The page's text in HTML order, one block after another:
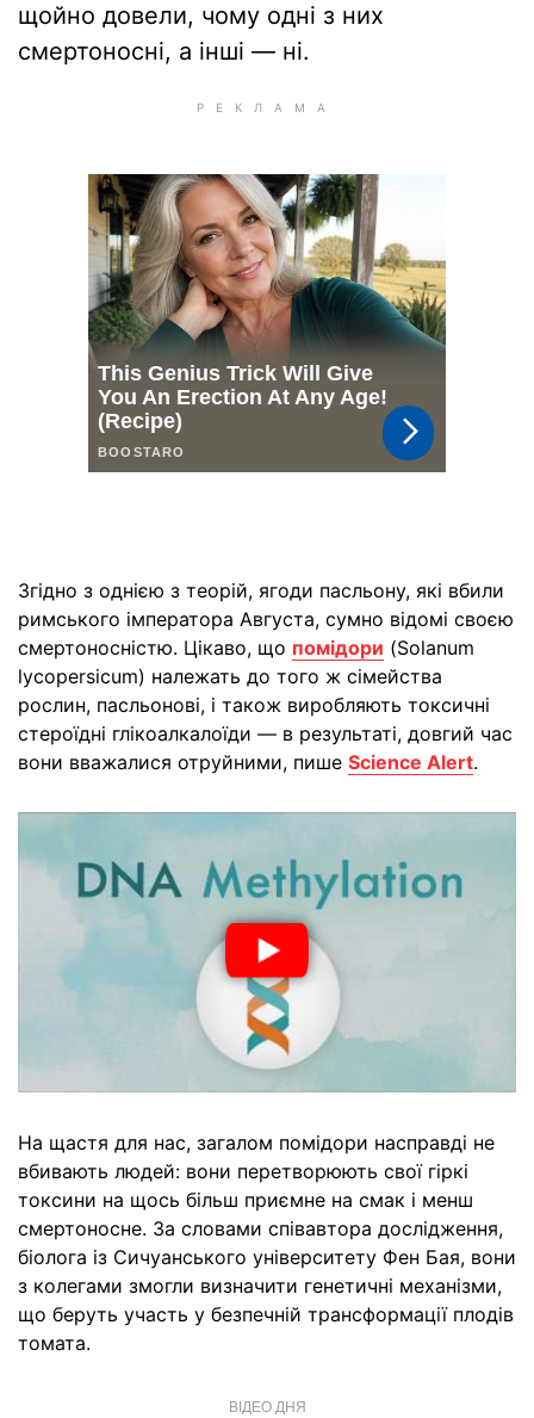
щойно довели, чому одні з них
смертоносні, а інші — ні.
Згідно з однією з теорій, ягоди пасльону, які вбили
римського імператора Августа, сумно відомі своєю
смертоносністю. Цікаво, що помідори (Solanum
lycopersicum) належать до того ж сімейства
рослин, пасльонові, і також виробляють токсичні
стероїдні глікоалкалоїди — в результаті, довгий час
вони вважалися отруйними, пише Science Alert.
На щастя для нас, загалом помідори насправді не
вбивають людей: вони перетворюють свої гіркі
токсини на щось більш приємне на смак і менш
смертоносне. За словами співавтора дослідження,
біолога із Сичуанського університету Фен Бая, вони
з колегами змогли визначити генетичні механізми,
що беруть участь у безпечній трансформації плодів
томата.
ВІДЕО ДНЯ